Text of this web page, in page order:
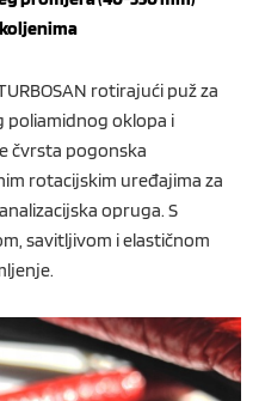
rotirajući puž za
poliamidnog oklopa i
čvrsta pogonska
rotacijskim uređajima za
opruga. S
savitljivom i elastičnom